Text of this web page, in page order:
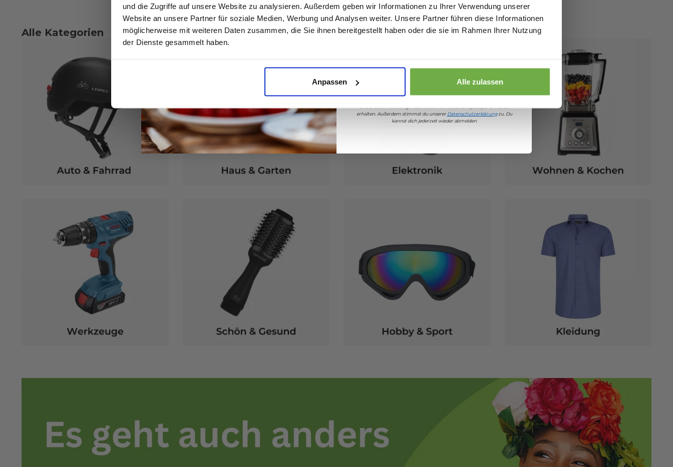
und die Zugriffe auf unsere Website zu analysieren. Außerdem geben wir Informationen zu Ihrer Verwendung unserer
Website an unsere Partner für soziale Medien, Werbung und Analysen weiter. Unsere Partner führen diese Informationen
möglicherweise mit weiteren Daten zusammen, die Sie ihnen bereitgestellt haben oder die sie im Rahmen Ihrer Nutzung
der Dienste gesammelt haben.
Anpassen Alle zulassen
Alle Kategorien
Sicher dir 5 € Rabatt
erhalten. Außerdem stimmst du unsererDatenschutzerklärungzu. Du
kannst dich jederzeit wieder abmelden